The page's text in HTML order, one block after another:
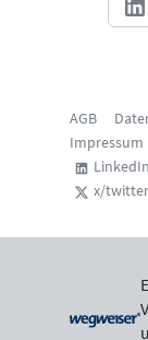
AGB
Impressum
LinkedIn
x/twitter